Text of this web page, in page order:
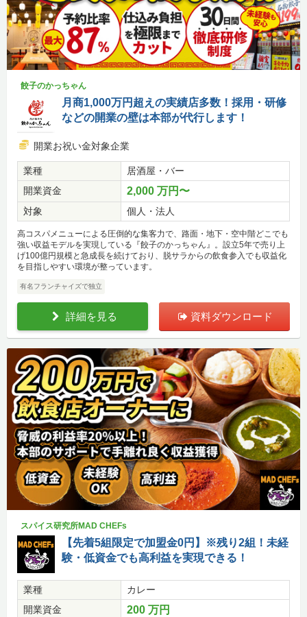
餃子のかっちゃん
月商1,000万円超えの実績店多数！採用・研修
などの開業の壁は本部が代行します！
開業お祝い金対象企業
業種
居酒屋・バー
開業資金
2,000 万円〜
対象 個人・法人
高コスパメニューによる圧倒的な集客力で、路面・地下・空中階どこでも
強い収益モデルを実現している『餃子のかっちゃん』。設立5年で売り上
げ100億円規模と急成長を続けており、脱サラからの飲食参入でも収益化
を目指しやすい環境が整っています。
有名フランチャイズで独立
詳細を見る 資料ダウンロード
スパイス研究所MAD CHEFs
【先着5組限定で加盟金0円】※残り2組！未経
験・低資金でも高利益を実現できる！
業種
カレー
開業資金
200 万円